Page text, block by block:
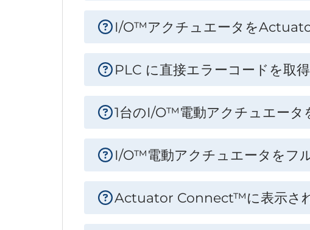
I/O™アクチュエータを
PLC に直接エラーコードを取
1台のI/O™電動アクチュエータ
I/O™電動アクチュエータをフ
Actuator Connect™に表示さ